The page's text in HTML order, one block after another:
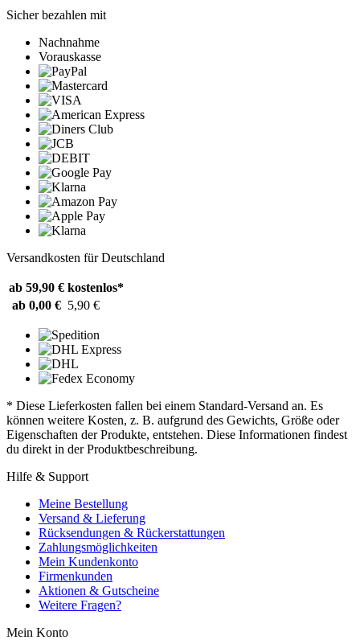
Sicher bezahlen mit
Nachnahme
Vorauskasse
Versandkosten für Deutschland
ab 59,90 € kostenlos*
ab 0,00 € 5,90 €
* Diese Lieferkosten fallen bei einem Standard-Versand an. Es
können weitere Kosten, z. B. aufgrund des Gewichts, Größe oder
Eigenschaften der Produkte, entstehen. Diese Informationen findest
du direkt in der Produktbeschreibung.
Hilfe & Support
Meine Bestellung
Versand & Lieferung
Rücksendungen & Rückerstattungen
Zahlungsmöglichkeiten
Mein Kundenkonto
Firmenkunden
Aktionen & Gutscheine
Weitere Fragen?
Mein Konto